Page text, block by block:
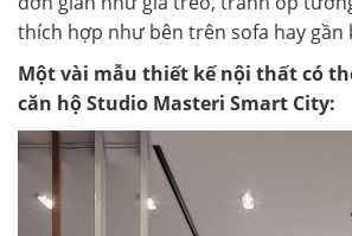
thích hợp như bên trên sofa hay gần
Một vài mẫu thiết kế nội thất có
căn hộ Studio Masteri Smart City: